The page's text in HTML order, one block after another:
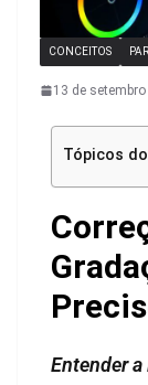
CONCEITOS
13 de setembro
Tópicos
Entender